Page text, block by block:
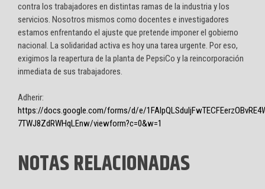
contra los trabajadores en distintas ramas de la industria y los
servicios. Nosotros mismos como docentes e investigadores
estamos enfrentando el ajuste que pretende imponer el gobierno
nacional. La solidaridad activa es hoy una tarea urgente. Por eso,
exigimos la reapertura de la planta de PepsiCo y la reincorporación
inmediata de sus trabajadores.
Adherir:
https://docs.google.com/forms/d/e/
7TWJ8ZdRWHqLEnw/viewform?c=0&w=1
NOTAS RELACIONADAS